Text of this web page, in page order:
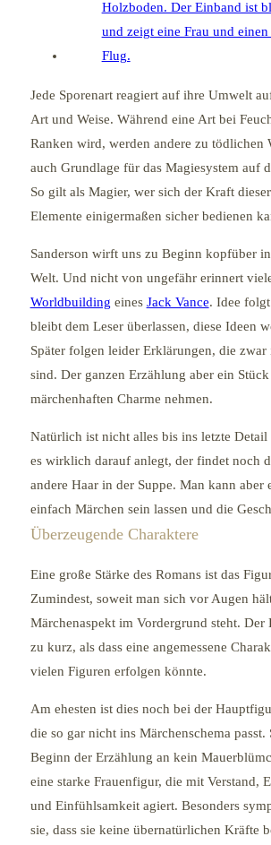
Jede Sporenart reagiert auf ihre Umwelt
Art und Weise. Während eine Art bei
Ranken wird, werden andere zu tödlichen
auch Grundlage für das Magiesystem auf
So gilt als Magier, wer sich der Kraft
Elemente einigermaßen sicher bedienen
Sanderson wirft uns zu Beginn kopfüber
Welt. Und nicht von ungefähr erinnert
Worldbuilding eines Jack Vance. Idee
bleibt dem Leser überlassen, diese Ideen
Später folgen leider Erklärungen, die
sind. Der ganzen Erzählung aber ein
märchenhaften Charme nehmen.
Natürlich ist nicht alles bis ins letzte Detail
es wirklich darauf anlegt, der findet noch
andere Haar in der Suppe. Man kann aber
einfach Märchen sein lassen und die
Überzeugende Charaktere
Eine große Stärke des Romans ist das
Zumindest, soweit man sich vor Augen
Märchenaspekt im Vordergrund steht. Der
zu kurz, als dass eine angemessene
vielen Figuren erfolgen könnte.
Am ehesten ist dies noch bei der
die so gar nicht ins Märchenschema passt.
Beginn der Erzählung an kein
eine starke Frauenfigur, die mit Verstand,
und Einfühlsamkeit agiert. Besonders
sie, dass sie keine übernatürlichen Kräfte